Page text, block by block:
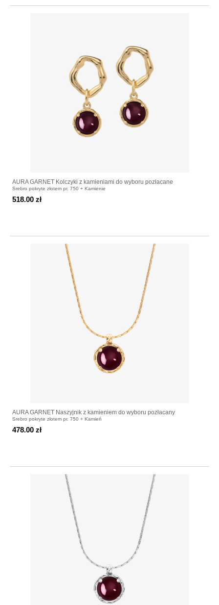
AURA GARNET Kolczyki z kamieniami do wyboru pozłacane
Srebro pokryte złotem pr. 750 + Kamienie
518.00 zł
AURA GARNET Naszyjnik z kamieniem do wyboru pozłacany
Srebro pokryte złotem pr. 750 + Kamień
478.00 zł